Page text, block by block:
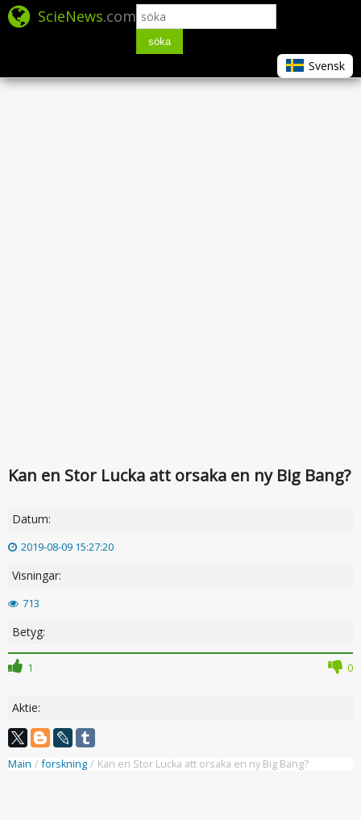
ScieNews.com
söka
Svensk
Kan en Stor Lucka att orsaka en ny Big Bang?
Datum:
2019-08-09 15:27:20
Visningar:
713
Betyg:
1 0
Aktie:
Main / forskning / Kan en Stor Lucka att orsaka en ny Big Bang?